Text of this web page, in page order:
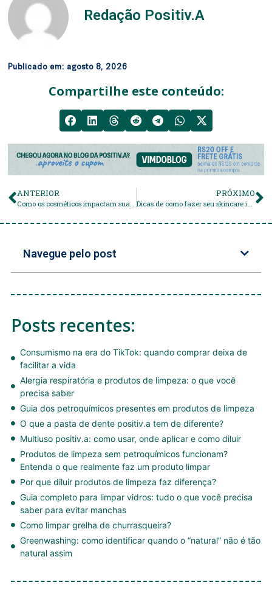
Redação Positiv.A
Publicado em:agosto 8, 2026
Compartilhe este conteúdo:
ANTERIOR
Como os cosméticos impactam sua fertilidade?
PRÓXIMO
Dicas de como fazer seu skincare ideal
Navegue pelo post
Posts recentes:
Consumismo na era do TikTok: quando comprar deixa de
facilitar a vida
Alergia respiratória e produtos de limpeza: o que você
precisa saber
Guia dos petroquímicos presentes em produtos de limpeza
O que a pasta de dente positiv.a tem de diferente?
Multiuso positiv.a: como usar, onde aplicar e como diluir
Produtos de limpeza sem petroquímicos funcionam?
Entenda o que realmente faz um produto limpar
Por que diluir produtos de limpeza faz diferença?
Guia completo para limpar vidros: tudo o que você precisa
saber para evitar manchas
Como limpar grelha de churrasqueira?
Greenwashing: como identificar quando o “natural” não é tão
natural assim